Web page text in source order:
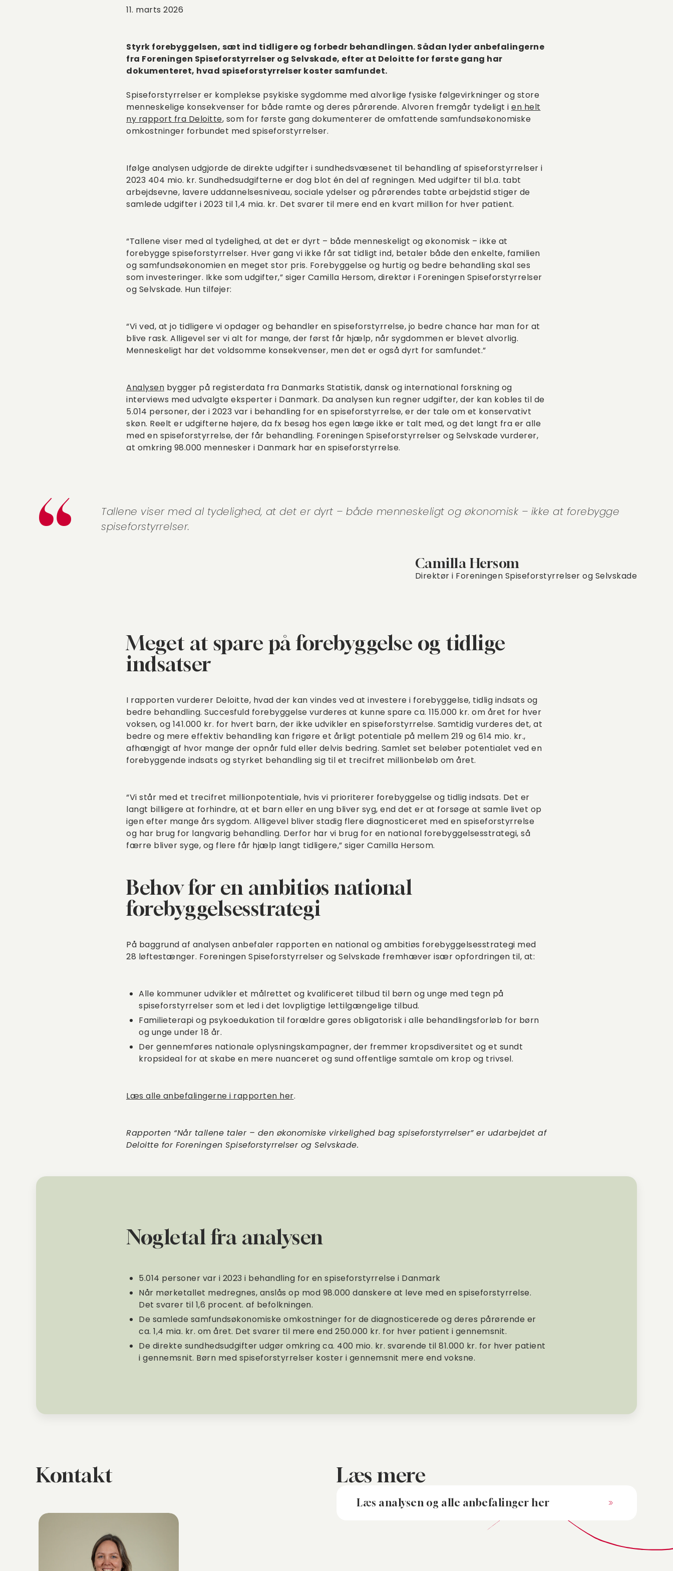
11. marts 2026
Styrk forebyggelsen, sæt ind tidligere og forbedr behandlingen. Sådan lyder anbefalingerne
fra Foreningen Spiseforstyrrelser og Selvskade, efter at Deloitte for første gang har
dokumenteret, hvad spiseforstyrrelser koster samfundet.
Spiseforstyrrelser er komplekse psykiske sygdomme med alvorlige fysiske følgevirkninger og store
menneskelige konsekvenser for både ramte og deres pårørende. Alvoren fremgår tydeligt i en helt
ny rapport fra Deloitte, som for første gang dokumenterer de omfattende samfundsøkonomiske
omkostninger forbundet med spiseforstyrrelser.
Ifølge analysen udgjorde de direkte udgifter i sundhedsvæsenet til behandling af spiseforstyrrelser i
2023 404 mio. kr. Sundhedsudgifterne er dog blot én del af regningen. Med udgifter til bl.a. tabt
arbejdsevne, lavere uddannelsesniveau, sociale ydelser og pårørendes tabte arbejdstid stiger de
samlede udgifter i 2023 til 1,4 mia. kr. Det svarer til mere end en kvart million for hver patient.
“Tallene viser med al tydelighed, at det er dyrt – både menneskeligt og økonomisk – ikke at
forebygge spiseforstyrrelser. Hver gang vi ikke får sat tidligt ind, betaler både den enkelte, familien
og samfundsøkonomien en meget stor pris. Forebyggelse og hurtig og bedre behandling skal ses
som investeringer. Ikke som udgifter,” siger Camilla Hersom, direktør i Foreningen Spiseforstyrrelser
og Selvskade. Hun tilføjer:
“Vi ved, at jo tidligere vi opdager og behandler en spiseforstyrrelse, jo bedre chance har man for at
blive rask. Alligevel ser vi alt for mange, der først får hjælp, når sygdommen er blevet alvorlig.
Menneskeligt har det voldsomme konsekvenser, men det er også dyrt for samfundet.”
Analysen bygger på registerdata fra Danmarks Statistik, dansk og international forskning og
interviews med udvalgte eksperter i Danmark. Da analysen kun regner udgifter, der kan kobles til de
5.014 personer, der i 2023 var i behandling for en spiseforstyrrelse, er der tale om et konservativt
skøn. Reelt er udgifterne højere, da fx besøg hos egen læge ikke er talt med, og det langt fra er alle
med en spiseforstyrrelse, der får behandling. Foreningen Spiseforstyrrelser og Selvskade vurderer,
at omkring 98.000 mennesker i Danmark har en spiseforstyrrelse.
Tallene viser med al tydelighed, at det er dyrt – både menneskeligt og økonomisk – ikke at forebygge
spiseforstyrrelser.
Camilla Hersom
Direktør i Foreningen Spiseforstyrrelser og Selvskade
Meget at spare på forebyggelse og tidlige
indsatser
I rapporten vurderer Deloitte, hvad der kan vindes ved at investere i forebyggelse, tidlig indsats og
bedre behandling. Succesfuld forebyggelse vurderes at kunne spare ca. 115.000 kr. om året for hver
voksen, og 141.000 kr. for hvert barn, der ikke udvikler en spiseforstyrrelse. Samtidig vurderes det, at
bedre og mere effektiv behandling kan frigøre et årligt potentiale på mellem 219 og 614 mio. kr.,
afhængigt af hvor mange der opnår fuld eller delvis bedring. Samlet set beløber potentialet ved en
forebyggende indsats og styrket behandling sig til et trecifret millionbeløb om året.
“Vi står med et trecifret millionpotentiale, hvis vi prioriterer forebyggelse og tidlig indsats. Det er
langt billigere at forhindre, at et barn eller en ung bliver syg, end det er at forsøge at samle livet op
igen efter mange års sygdom. Alligevel bliver stadig flere diagnosticeret med en spiseforstyrrelse
og har brug for langvarig behandling. Derfor har vi brug for en national forebyggelsesstrategi, så
færre bliver syge, og flere får hjælp langt tidligere,” siger Camilla Hersom.
Behov for en ambitiøs national
forebyggelsesstrategi
På baggrund af analysen anbefaler rapporten en national og ambitiøs forebyggelsesstrategi med
28 løftestænger. Foreningen Spiseforstyrrelser og Selvskade fremhæver især opfordringen til, at:
Alle kommuner udvikler et målrettet og kvalificeret tilbud til børn og unge med tegn på
spiseforstyrrelser som et led i det lovpligtige lettilgængelige tilbud.
Familieterapi og psykoedukation til forældre gøres obligatorisk i alle behandlingsforløb for børn
og unge under 18 år.
Der gennemføres nationale oplysningskampagner, der fremmer kropsdiversitet og et sundt
kropsideal for at skabe en mere nuanceret og sund offentlige samtale om krop og trivsel.
Læs alle anbefalingerne i rapporten her.
Rapporten “Når tallene taler – den økonomiske virkelighed bag spiseforstyrrelser” er udarbejdet af
Deloitte for Foreningen Spiseforstyrrelser og Selvskade.
Nøgletal fra analysen
5.014 personer var i 2023 i behandling for en spiseforstyrrelse i Danmark
Når mørketallet medregnes, anslås op mod 98.000 danskere at leve med en spiseforstyrrelse.
Det svarer til 1,6 procent. af befolkningen.
De samlede samfundsøkonomiske omkostninger for de diagnosticerede og deres pårørende er
ca. 1,4 mia. kr. om året. Det svarer til mere end 250.000 kr. for hver patient i gennemsnit.
De direkte sundhedsudgifter udgør omkring ca. 400 mio. kr. svarende til 81.000 kr. for hver patient
i gennemsnit. Børn med spiseforstyrrelser koster i gennemsnit mere end voksne.
Kontakt Læs mere
Læs analysen og alle anbefalinger her